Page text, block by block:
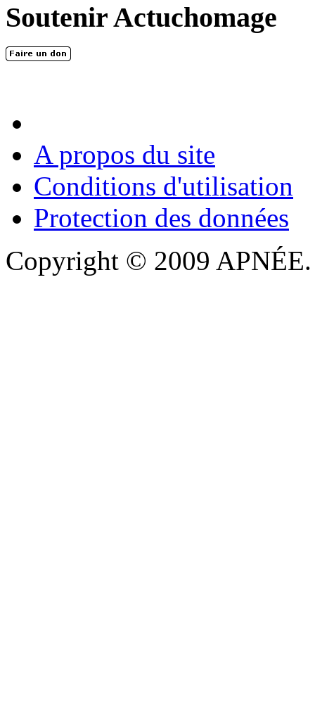
Soutenir Actuchomage
A propos du site
Conditions d'utilisation
Protection des données
Copyright © 2009 APNÉE.